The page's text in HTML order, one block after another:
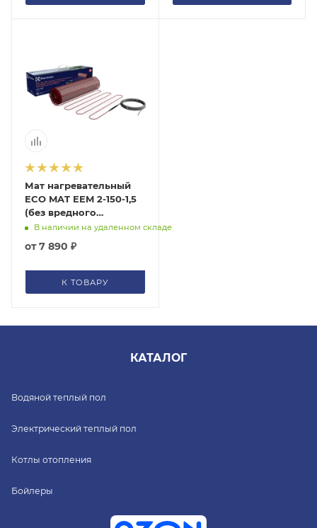
Мат нагревательный
ECO MAT EEM 2-150-1,5
(без вредного
электромагнитного
НС-1105880
В наличии на удаленном складе
от7 890 ₽
К ТОВАРУ
КАТАЛОГ
Водяной теплый пол
Электрический теплый пол
Котлы отопления
Бойлеры